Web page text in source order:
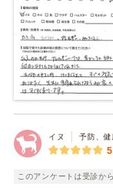
イヌ 予防、健
このアンケートは受診か